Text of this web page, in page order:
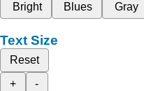
Bright
Blues Gray
Text Size
Reset
+
-